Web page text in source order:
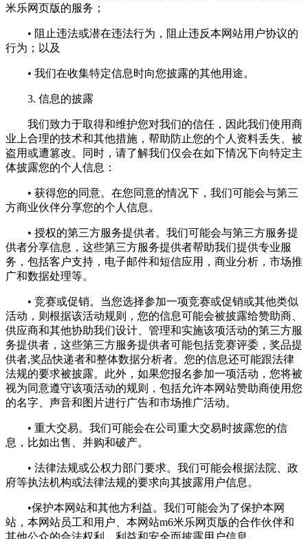
米乐网页版的服务；
• 阻止违法或潜在违法行为，阻止违反本网站用户协议的
行为；以及
• 我们在收集特定信息时向您披露的其他用途。
3. 信息的披露
我们致力于取得和维护您对我们的信任，因此我们使用商
业上合理的技术和其他措施，帮助防止您的个人资料丢失、被
盗用或遭篡改。同时，请了解我们仅会在如下情况下向特定主
体披露您的个人信息：
• 获得您的同意。在您同意的情况下，我们可能会与第三
方商业伙伴分享您的个人信息。
• 授权的第三方服务提供者。我们可能会与第三方服务提
供者分享信息，这些第三方服务提供者帮助我们提供专业服
务，包括客户支持，电子邮件和短信应用，商业分析，市场推
广和数据处理等。
• 竞赛或促销。当您选择参加一项竞赛或促销或其他类似
活动，则根据该活动规则，您的信息可能会被披露给赞助商、
供应商和其他协助我们设计、管理和实施该项活动的第三方服
务提供者，这些第三方服务提供者可能包括竞赛评委，奖品提
供者,奖品快递者和整体数据分析者。您的信息还可能跟法律
法规的要求被披露。此外，如果您报名参加一项活动，您将被
视为同意遵守该项活动的规则，包括允许本网站赞助商使用您
的名字、声音和图片进行广告和市场推广活动。
• 重大交易。我们可能会在公司重大交易时披露您的信
息，比如出售、并购和破产。
• 法律法规或公权力部门要求。我们可能会根据法院、政
府等执法机构或法律法规的要求向其披露用户信息。
•保护本网站和其他方利益。我们可能会为了保护本网
站，本网站员工和用户、本网站m6米乐网页版的合作伙伴和
其他公众的合法权利、利益和安全而披露用户信息。